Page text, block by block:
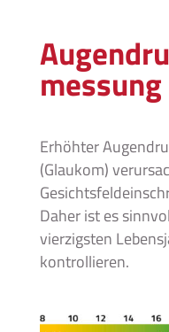
messung
Erhöhter
(Glaukom)
Daher ist es
vierzigsten
kontrollieren.